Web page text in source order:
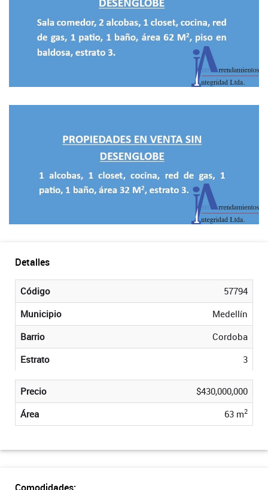
Detalles
Código
57794
Municipio
Medellín
Barrio
Cordoba
Estrato
3
Precio
$430,000,000
Área
63 m2